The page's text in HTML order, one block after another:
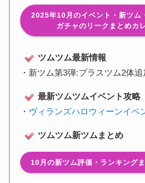
2025年10月のイベント・新ツム
ガチャのリークまとめカ
ツムツム最新情報
・ 新ツム第3弾:プラスツム2体
最新ツムツムイベント攻略
・ ヴィランズハロウィーンイベ
ツムツム新ツムまとめ
10月の新ツム評価・ランキング